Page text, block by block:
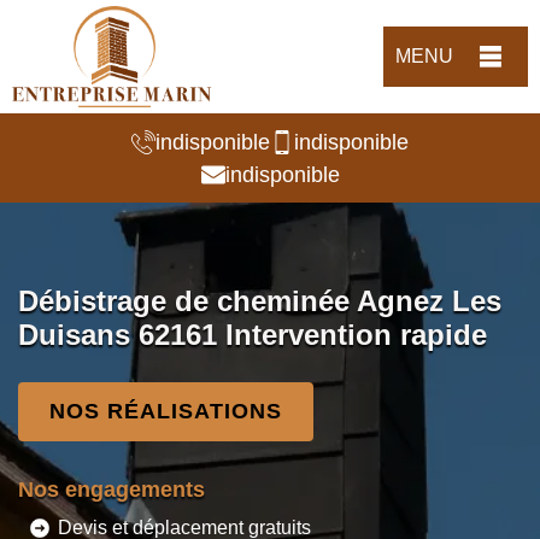
MENU
indisponible
indisponible
indisponible
Débistrage de cheminée Agnez Les
Duisans 62161 Intervention rapide
NOS RÉALISATIONS
Nos engagements
Devis et déplacement gratuits